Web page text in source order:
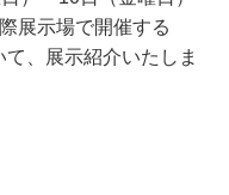
展示場で開催する
て、展示紹介いたしま